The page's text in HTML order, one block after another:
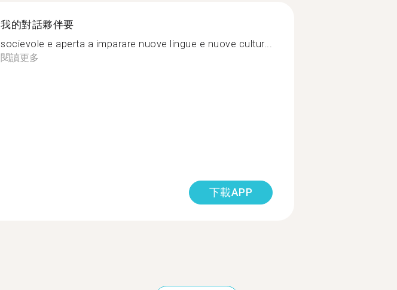
我的對話夥伴要
socievole e aperta a imparare nuove lingue e nuove cultur...
閱讀更多
下載APP